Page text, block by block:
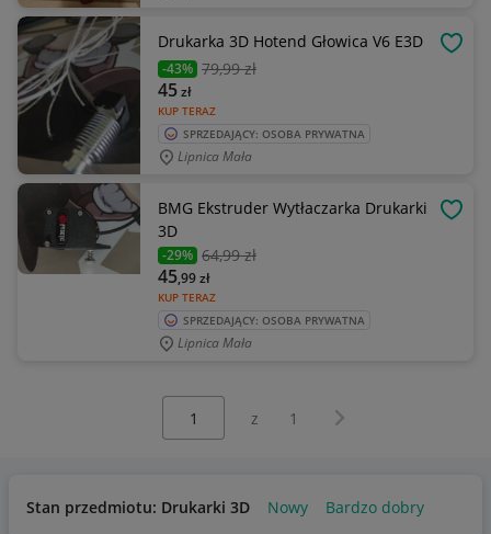
Drukarka 3D Hotend Głowica V6 E3D
-43% 79,99 zł
KUP TERAZ
45zł
SPRZEDAJĄCY: OSOBA PRYWATNA
Lipnica Mała
BMG Ekstruder Wytłaczarka Drukarki
3D
-29% 64,99 zł
KUP TERAZ
45,99zł
SPRZEDAJĄCY: OSOBA PRYWATNA
Lipnica Mała
z 1 Następna strona
Stan przedmiotu: Drukarki 3D Nowy Bardzo dobry